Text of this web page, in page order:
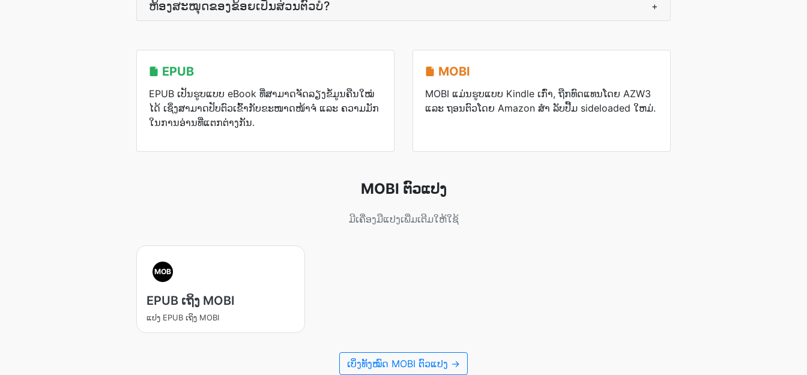
ຫ້ອງສະໝຸດຂອງ​ຂ້ອຍ​ເປັນສ່ວນຕົວ​ບໍ? +
EPUB
EPUB ເປັນຮູບແບບ eBook ທີ່ສາມາດຈັດລຽງຂໍ້ມູນຄືນໃໝ່
ໄດ້ ເຊິ່ງສາມາດປັບຕົວເຂົ້າກັບຂະໜາດໜ້າຈໍ ແລະ ຄວາມມັກ
ໃນການອ່ານທີ່ແຕກຕ່າງກັນ.
MOBI
MOBI ແມ່ນຮູບແບບ Kindle ເກົ່າ, ຖືກທົດແທນໂດຍ AZW3
ແລະ ຖອນຕົວໂດຍ Amazon ສຳ ລັບປື້ມ sideloaded ໃຫມ່.
MOBI ຕົວແປງ
ມີເຄື່ອງມືແປງເພີ່ມເຕີມໃຫ້ໃຊ້
MOB
EPUB ເຖິງ MOBI
ແປງ EPUB ເຖິງ MOBI
ເບິ່ງທັງໝົດ MOBI ຕົວແປງ →